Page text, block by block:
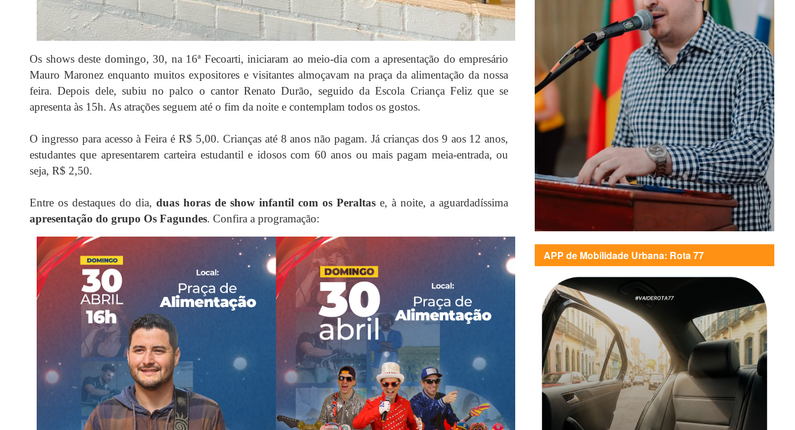
Os shows deste domingo, 30, na 16ª Fecoarti, iniciaram ao meio-dia com a apresentação do empresário
Mauro Maronez enquanto muitos expositores e visitantes almoçavam na praça da alimentação da nossa
feira. Depois dele, subiu no palco o cantor Renato Durão, seguido da Escola Criança Feliz que se
apresenta às 15h. As atrações seguem até o fim da noite e contemplam todos os gostos.
O ingresso para acesso à Feira é R$ 5,00. Crianças até 8 anos não pagam. Já crianças dos 9 aos 12 anos,
estudantes que apresentarem carteira estudantil e idosos com 60 anos ou mais pagam meia-entrada, ou
seja, R$ 2,50.
Entre os destaques do dia,duas horas de show infantil com os Peraltas e, à noite, a aguardadíssima
apresentação do grupo Os Fagundes. Confira a programação:
APP de Mobilidade Urbana: Rota 77